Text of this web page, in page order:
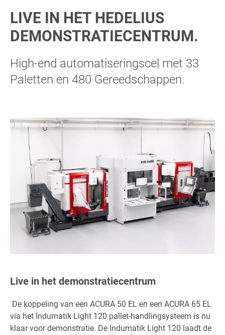
LIVE IN HET HEDELIUS
DEMONSTRATIECENTRUM.
High-end automatiseringscel met 33
Paletten en 480 Gereedschappen.
Live in het demonstratiecentrum
De koppeling van een ACURA 50 EL en een ACURA 65 EL
via het Indumatik Light 120 pallet-handlingsysteem is nu
klaar voor demonstratie. De Indumatik Light 120 laadt de